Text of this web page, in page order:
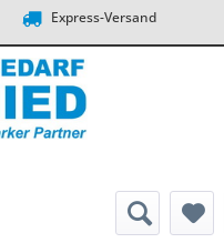
Express-Versand